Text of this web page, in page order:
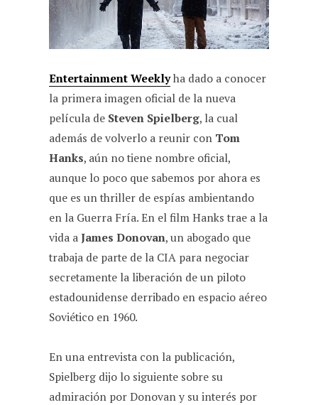
o
o
k
p
p
r
a
m
t
Entertainment Weeklyha dado a conocer
la primera imagen oficial de la nueva
película de Steven Spielberg, la cual
además de volverlo a reunir con Tom
Hanks, aún no tiene nombre oficial,
aunque lo poco que sabemos por ahora es
que es un thriller de espías ambientando
en la Guerra Fría. En el film Hanks trae a la
vida aJames Donovan, un abogado que
trabaja de parte de la CIA para negociar
secretamente la liberación de un piloto
estadounidense derribado en espacio aéreo
Soviético en 1960.
En una entrevista con la publicación,
Spielberg dijo lo siguiente sobre su
admiración por Donovan y su interés por